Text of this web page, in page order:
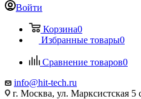
Войти
Корзина0
Избранные товары0
Сравнение товаров0
info@hit-tech.ru
г. Москва, ул. Марксистская 5